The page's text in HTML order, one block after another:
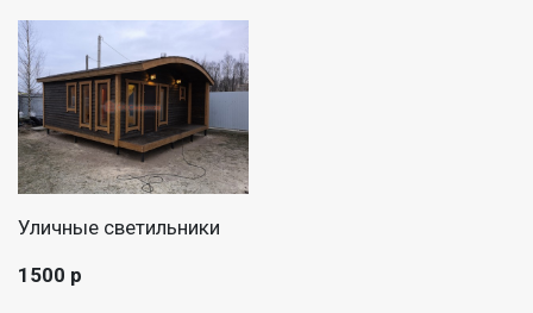
Уличные светильники
1500 р